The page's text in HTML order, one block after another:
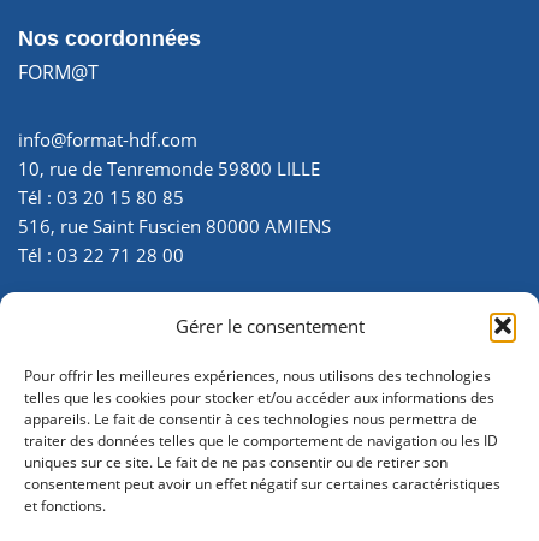
Gérer le consentement
Pour offrir les meilleures expériences, nous utilisons des technologies
telles que les cookies pour stocker et/ou accéder aux informations des
appareils. Le fait de consentir à ces technologies nous permettra de
traiter des données telles que le comportement de navigation ou les ID
uniques sur ce site. Le fait de ne pas consentir ou de retirer son
consentement peut avoir un effet négatif sur certaines caractéristiques
et fonctions.
Nos coordonnées
FORM@T
info@format-hdf.com
10, rue de Tenremonde 59800 LILLE
Tél : 03 20 15 80 85
516, rue Saint Fuscien 80000 AMIENS
Tél : 03 22 71 28 00
SIRET : 35007299700025
préfecture de la Somme